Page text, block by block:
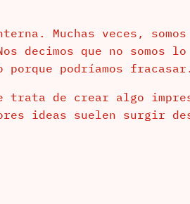
Muchas veces,
decimos que no somos
podríamos fracasar.
trata de crear algo
ideas suelen surgir